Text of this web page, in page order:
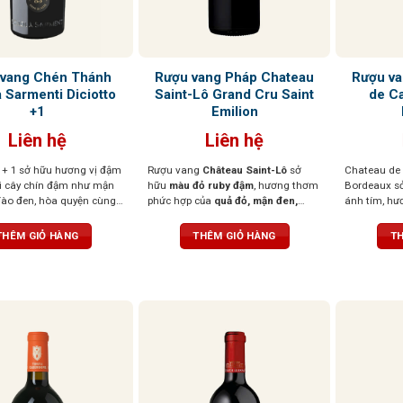
Chén Thánh
Sarmenti Diciotto
+1
Liên hệ
+ 1 sở hữu hương vị đậm
cây chín đậm như mận
đen, hòa quyện cùng
mẽ, tròn đầy, tannin
hậu vị kéo dài ấm áp,
GIỎ HÀNG
Rượu vang Pháp Chateau
Saint-Lô Grand Cru Saint
Emilion
Liên hệ
Rượu vang Château Saint-Lôsở
hữu màu đỏ ruby đậm, hương thơm
phức hợp của quả đỏ, mận đen,
. Khi thưởng thức, vị rượu
lan tỏa êm dịu,tannin mượt mà, cân
THÊM GIỎ HÀNG
Rượu
de
Chateau
Bordeaux
ánh tím,
quất và
trái cây và